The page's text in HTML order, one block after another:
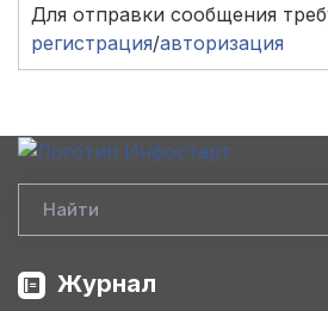
Для отправки сообщения
регистрация/авторизация
Журнал